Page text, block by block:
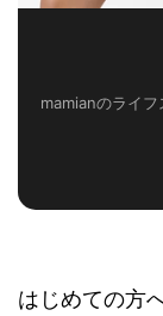
mamianのライ
はじめての方